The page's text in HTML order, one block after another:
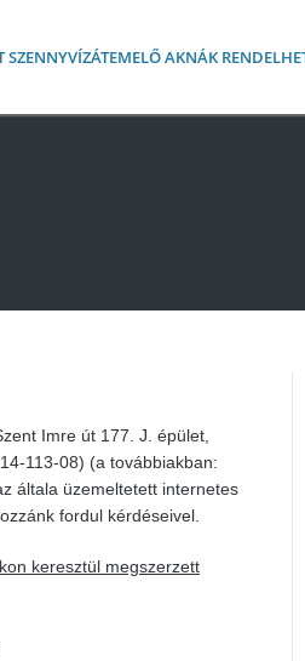
SZENNYVÍZÁTEMELŐ AKNÁK
Imre út 177. J. épület,
113-08) (a továbbiakban:
általa üzemeltetett internetes
fordul kérdéseivel.
keresztül megszerzett